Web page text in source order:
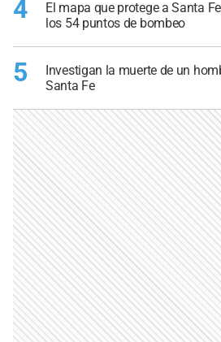
4
El mapa que protege a Santa
los 54 puntos de bombeo
5
Investigan la muerte de un
Santa Fe